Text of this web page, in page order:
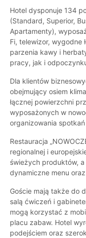
Hotel dysponuje 134
(Standard, Superior,
Apartamenty),
Fi, telewizor, wygodne
parzenia kawy i
pracy, jak i
Dla klientów
obejmujący osiem
łącznej powierzchni
wyposażonych w
organizowania
Restauracja
regionalnej i
świeżych produktów,
dynamiczne menu
Goście mają także do
salą ćwiczeń i
mogą korzystać z
placu zabaw. Hotel
podejściem oraz